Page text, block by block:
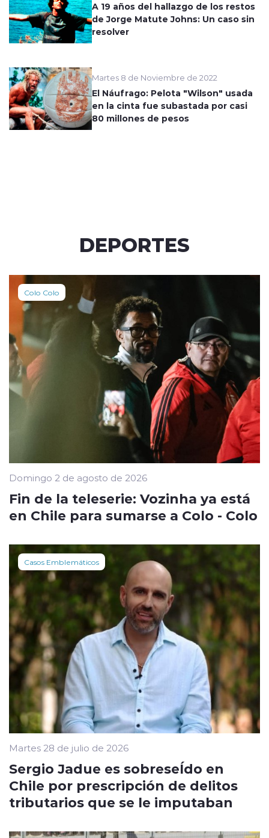
A 19 años del hallazgo de los restos
de Jorge Matute Johns: Un caso sin
resolver
Martes 8 de Noviembre de 2022
El Náufrago: Pelota "Wilson" usada
en la cinta fue subastada por casi
80 millones de pesos
DEPORTES
Colo Colo
Domingo 2 de agosto de 2026
Fin de la teleserie: Vozinha ya está
en Chile para sumarse a Colo - Colo
Casos Emblemáticos
Martes 28 de julio de 2026
Sergio Jadue es sobreseÍdo en
Chile por prescripción de delitos
tributarios que se le imputaban